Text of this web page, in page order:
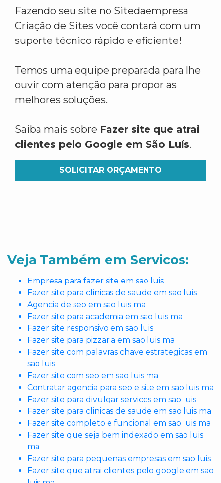
Fazendo seu site no Sitedaempresa
Criação de Sites você contará com um
suporte técnico rápido e eficiente!
Temos uma equipe preparada para lhe
ouvir com atenção para propor as
melhores soluções.
Saiba mais sobre Fazer site que atrai
clientes pelo Google em São Luís.
SOLICITAR ORÇAMENTO
Veja Também em Servicos:
Empresa para fazer site em sao luis
Fazer site para clinicas de saude em sao luis
Agencia de seo em sao luis ma
Fazer site para academia em sao luis ma
Fazer site responsivo em sao luis
Fazer site para pizzaria em sao luis ma
Fazer site com palavras chave estrategicas em
sao luis
Fazer site com seo em sao luis ma
Contratar agencia para seo e site em sao luis ma
Fazer site para divulgar servicos em sao luis
Fazer site para clinicas de saude em sao luis ma
Fazer site completo e funcional em sao luis ma
Fazer site que seja bem indexado em sao luis
ma
Fazer site para pequenas empresas em sao luis
Fazer site que atrai clientes pelo google em sao